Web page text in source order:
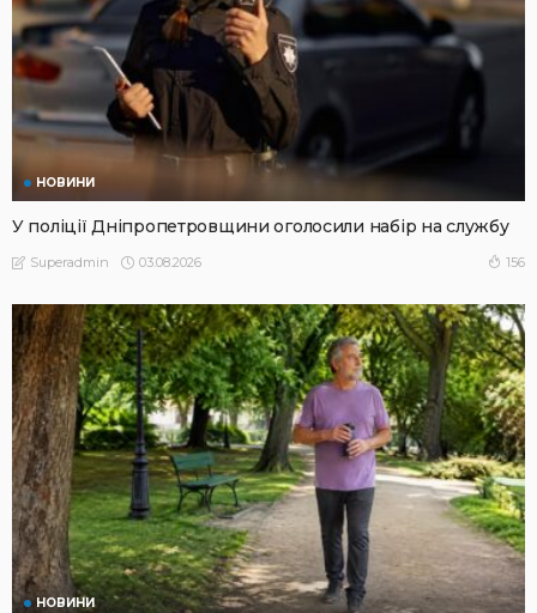
НОВИНИ
У поліції Дніпропетровщини оголосили набір на службу
Superadmin 03.08.2026 156
НОВИНИ